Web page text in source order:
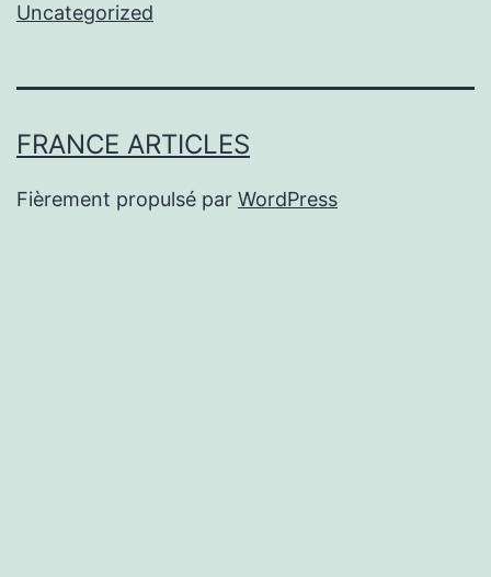
Uncategorized
FRANCE ARTICLES
Fièrement propulsé par WordPress